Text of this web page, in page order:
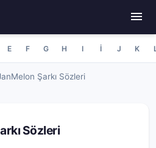
E F G H I İ J K
Şarkı Sözleri
Sözleri